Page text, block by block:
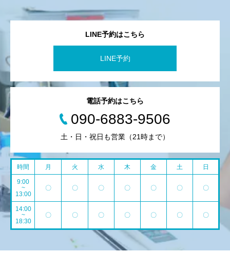
LINE予約はこちら
LINE予約
電話予約はこちら
090-6883-9506
土・日・祝日も営業（21時まで）
時間 月 火 水 木 金 土 日
9:00
~
13:00
〇 〇 〇 〇 〇 〇 〇
14:00
~
18:30
〇 〇 〇 〇 〇 〇 〇